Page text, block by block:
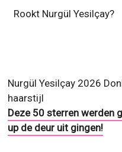
Rookt Nurgül Yesilçay?
Nurgül Yesilçay 2026
haarstijl
Deze 50 sterren werden
up de deur uit gingen!